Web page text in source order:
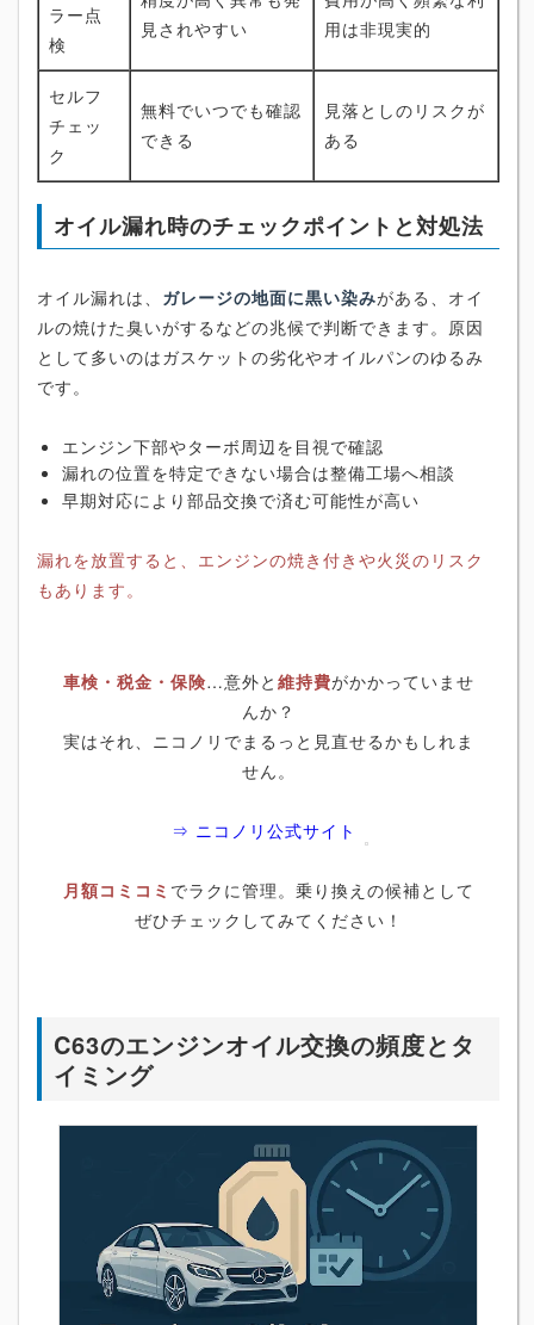
ラー点
検
見されやすい
用は非現実的
セルフ
チェッ
ク
無料でいつでも確認
できる
見落としのリスクが
ある
オイル漏れ時のチェックポイントと対処法
オイル漏れは、 ガレージの地面に黒い染みがある、オイ
ルの焼けた臭いがするなどの兆候で判断できます。原因
として多いのはガスケットの劣化やオイルパンのゆるみ
です。
エンジン下部やターボ周辺を目視で確認
漏れの位置を特定できない場合は整備工場へ相談
早期対応により部品交換で済む可能性が高い
漏れを放置すると、エンジンの焼き付きや火災のリスク
もあります。
車検・税金・保険…意外と 維持費がかかっていませ
んか？
実はそれ、ニコノリでまるっと見直せるかもしれま
せん。
⇒ ニコノリ公式サイト
月額コミコミ でラクに管理。乗り換えの候補として
ぜひチェックしてみてください！
C63のエンジンオイル交換の頻度とタ
イミング